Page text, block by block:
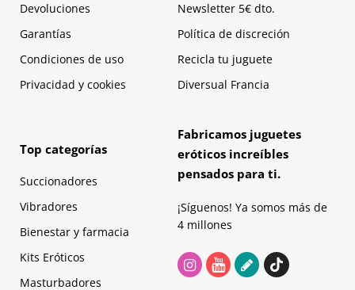
Devoluciones
Garantías
Condiciones de uso
Privacidad y cookies
Newsletter 5€ dto.
Política de discreción
Recicla tu juguete
Diversual Francia
Top categorías
Succionadores
Vibradores
Bienestar y farmacia
Kits Eróticos
Masturbadores
Fabricamos juguetes
eróticos increíbles
pensados para ti.
¡Síguenos! Ya somos más de
4 millones